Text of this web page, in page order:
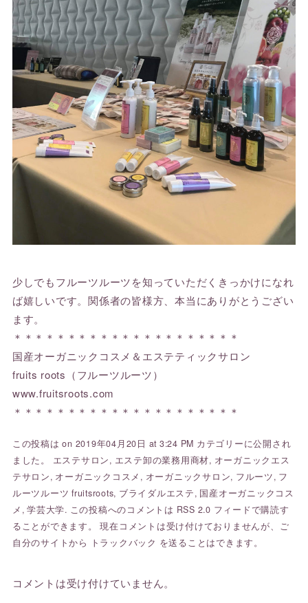
少しでもフルーツルーツを知っていただくきっかけになれ
ば嬉しいです。関係者の皆様方、本当にありがとうござい
ます。
＊＊＊＊＊＊＊＊＊＊＊＊＊＊＊＊＊＊＊＊＊
国産オーガニックコスメ＆エステティックサロン
fruits roots（フルーツルーツ）
www.fruitsroots.com
＊＊＊＊＊＊＊＊＊＊＊＊＊＊＊＊＊＊＊＊＊
この投稿は on 2019年04月20日 at 3:24 PM カテゴリーに公開され
ました。 エステサロン, エステ卸の業務用商材, オーガニックエス
テサロン, オーガニックコスメ , オーガニックサロン, フルーツ, フ
ルーツルーツ fruitsroots, ブライダルエステ, 国産オーガニックコス
メ ,学芸大学. この投稿へのコメントは RSS 2.0 フィードで購読す
ることができます。 現在コメントは受け付けておりませんが、ご
自分のサイトから
トラックバック を送ることはできます。
コメントは受け付けていません。